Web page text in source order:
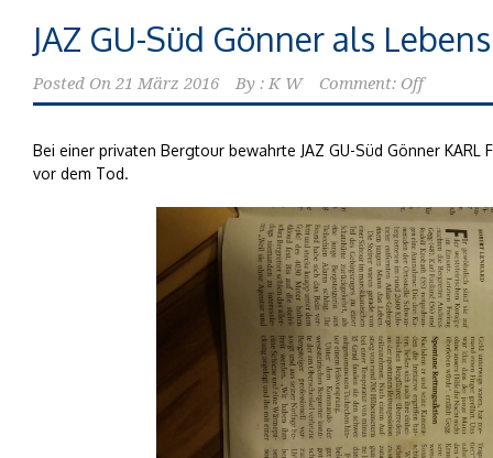
JAZ GU-Süd Gönner als
Posted On 21 März 2016 By : K W Comment: Off
Bei einer privaten Bergtour bewahrte JAZ GU-Süd Gönner
vor dem Tod.